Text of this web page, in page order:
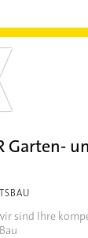
Garten-
sind Ihre